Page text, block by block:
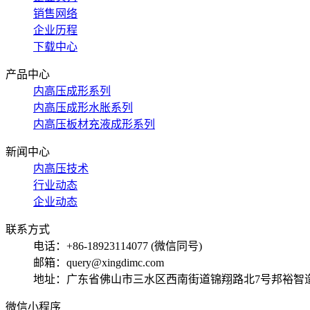
销售网络
企业历程
下载中心
产品中心
内高压成形系列
内高压成形水胀系列
内高压板材充液成形系列
新闻中心
内高压技术
行业动态
企业动态
联系方式
电话：+86-18923114077 (微信同号)
邮箱：query@xingdimc.com
地址：广东省佛山市三水区西南街道锦翔路北7号邦裕智
微信小程序